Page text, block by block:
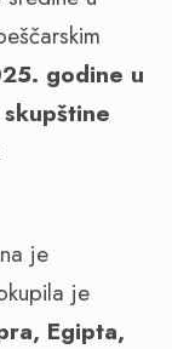
godine u
je
je
Egipta,